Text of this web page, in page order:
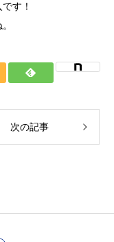
す！
次の記事